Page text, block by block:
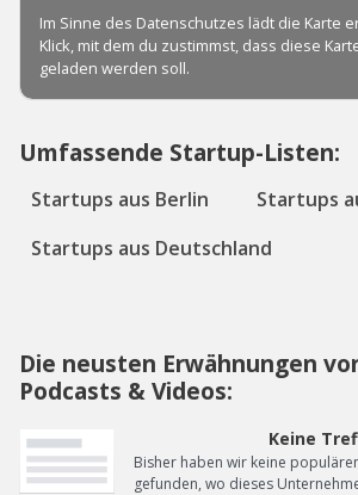
Umfassende Startup-Listen:
Startups aus Berlin
Startups
Startups aus Deutschland
Die neusten Erwähnungen
Podcasts & Videos:
Keine
Bisher haben wir keine
gefunden, wo dieses